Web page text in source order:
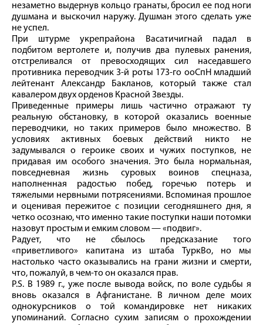
незаметно выдернув кольцо гранаты, бросил ее под ноги
душмана и выскочил наружу. Душман этого сделать уже
не успел.
При штурме укрепрайона Васатичигнай падал в
подбитом вертолете и, получив два пулевых ранения,
отстреливался от превосходящих сил наседавшего
противника переводчик 3‑й роты 173‑го ооСпН младший
лейтенант Александр Бакланов, который также стал
кавалером двух орденов Красной Звезды.
Приведенные примеры лишь частично отражают ту
реальную обстановку, в которой оказались военные
переводчики, но таких примеров было множество. В
условиях активных боевых действий никто не
задумывался о героике своих и чужих поступков, не
придавая им особого значения. Это была нормальная,
повседневная жизнь суровых воинов спецназа,
наполненная радостью побед, горечью потерь и
тяжелыми нервными потрясениями. Вспоминая прошлое
и оценивая пережитое с позиции сегодняшнего дня, я
четко осознаю, что именно такие поступки наши потомки
назовут простым и емким словом — «подвиг».
Радует, что не сбылось предсказание того
«приветливого» капитана из штаба ТуркВо, но мы
настолько часто оказывались на грани жизни и смерти,
что, пожалуй, в чем‑то он оказался прав.
P.S. В 1989 г., уже после вывода вой­ск, по воле судьбы я
вновь оказался в Афганистане. В личном деле моих
однокурсников о той командировке нет никаких
упоминаний. Согласно сухим записям о прохождении